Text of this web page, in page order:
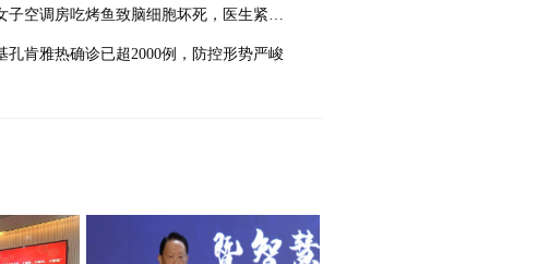
三名女子空调房吃烤鱼致脑细胞坏死，医生紧急提
孔肯雅热确诊已超2000例，防控形势严峻